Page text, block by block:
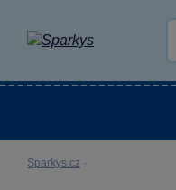
Sparkys.cz ·